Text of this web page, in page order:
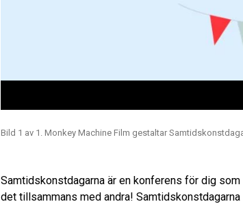
Bild 1 av 1. Monkey Machine Film gestaltar
Samtidskonstdagarna är en konferens för dig
det tillsammans med andra!